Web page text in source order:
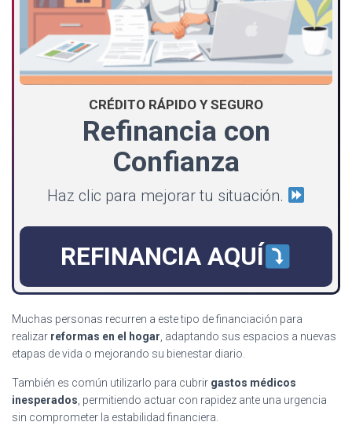
CRÉDITO RÁPIDO Y SEGURO
Refinancia con
Confianza
Haz clic para mejorar tu situación.
REFINANCIA AQUÍ
Muchas personas recurren a este tipo de financiación para
realizar reformas en el hogar, adaptando sus espacios a nuevas
etapas de vida o mejorando su bienestar diario.
También es común utilizarlo para cubrir gastos médicos
inesperados, permitiendo actuar con rapidez ante una urgencia
sin comprometer la estabilidad financiera.